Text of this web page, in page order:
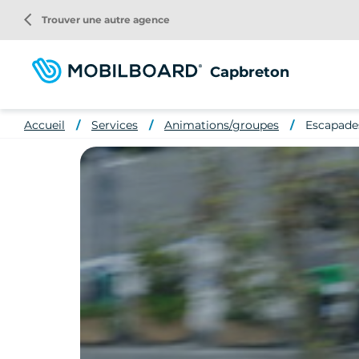
contenu
principal
Capbreton
arrow_back_ios Trouver une autre agence
Accueil Services Animations/groupes